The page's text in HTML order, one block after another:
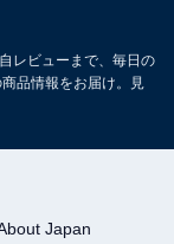
レビューまで、毎日の
品情報をお届け。見
Japan